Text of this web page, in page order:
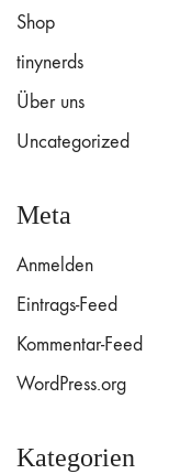
Shop
tinynerds
Über uns
Uncategorized
Meta
Anmelden
Eintrags-Feed
Kommentar-Feed
WordPress.org
Kategorien